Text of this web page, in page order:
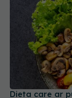
Dieta care ar
decât cea
27 iun 2026, 16:04